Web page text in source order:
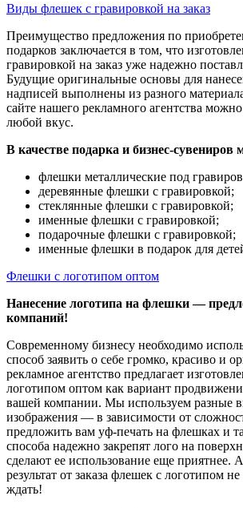
Виды флешек с гравировкой на заказ
Преимущество предложения по
подарков заключается в том, что
гравировкой на заказ уже надежно
Будущие оригинальные основы для
надписей выполнены из разного
сайте нашего рекламного агентства
любой вкус.
В качестве подарка и бизнес-сувениров
флешки металлические под
деревянные флешки с гравировкой;
стеклянные флешки с гравировкой;
именные флешки с гравировкой;
подарочные флешки с гравировкой;
именные флешки в подарок для
Флешки с логотипом оптом
Нанесение логотипа на флешки —
компаний!
Современному бизнесу необходимо
способ заявить о себе громко, красиво и
рекламное агентство предлагает
логотипом оптом как вариант
вашей компании. Мы используем разные
изображения — в зависимости от
предложить вам уф-печать на флешках и
способа надежно закрепят лого на
сделают ее использование еще приятнее.
результат от заказа флешек с логотипом не
ждать!